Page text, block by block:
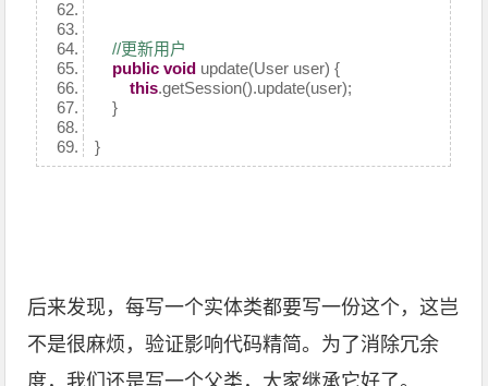
//更新用户
public void update(User user) {
this.getSession().update(user);
}
}
后来发现，每写一个实体类都要写一份这个，这岂
不是很麻烦，验证影响代码精简。为了消除冗余
度，我们还是写一个父类，大家继承它好了。